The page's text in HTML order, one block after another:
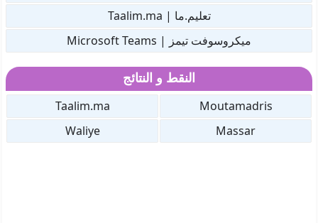
تعليم.ما | Taalim.ma
ميكروسوفت تيمز | Microsoft Teams
النقط و النتائج
Moutamadris
Taalim.ma
Massar
Waliye